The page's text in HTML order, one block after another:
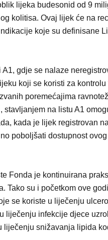
lijeka budesonid od 9
kolitisa. Ovaj lijek će na
koje su definisane
gdje se nalaze
koji se koristi za
poremećajima
na listu A1
kada je lijek registrovan
poboljšati dostupnost
Fonda je kontinuirana
Tako su i početkom ove
se koriste u liječenju
liječenju infekcije djece
snižavanja lipida